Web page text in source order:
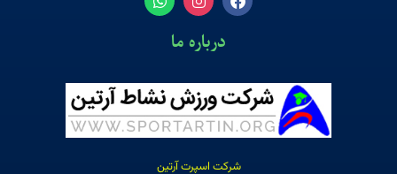
درباره ما
شرکت اسپرت آرتین